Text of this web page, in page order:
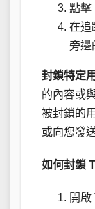
點擊
在追
旁邊
封鎖特定
的內容或
被封鎖的
或向您發
如何封鎖
開啟